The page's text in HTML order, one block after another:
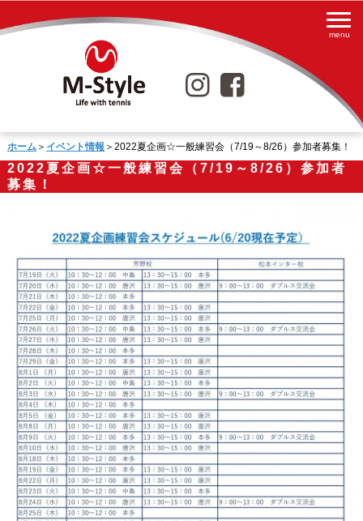
ホーム＞ イベント情報 ＞2022夏企画☆一般練習会（7/19～8/26）参加者募集！
2022夏企画☆一般練習会（7/19～8/26）参加者
募集！